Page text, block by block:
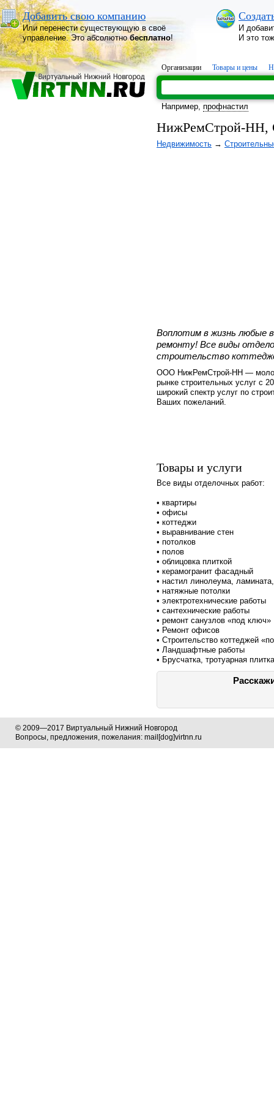
Добавить свою компанию
Или перенести существующую в своё
управление. Это абсолютнобесплатно!
И
И это
Организации Товары и цены
Например, профнастил
НижРемСтрой-
Недвижимость →
Воплотим в жизнь любые
ремонту! Все виды
строительство
ООО НижРемСтрой-НН —
рынке строительных услуг с
широкий спектр услуг по
Ваших пожеланий.
Товары и услуги
Все виды отделочных работ:
• квартиры
• офисы
• коттеджи
• выравнивание стен
• потолков
• полов
• облицовка плиткой
• керамогранит фасадный
• настил линолеума,
• натяжные потолки
• электротехнические работы
• сантехнические работы
• ремонт санузлов «под ключ»
• Ремонт офисов
• Строительство коттеджей
• Ландшафтные работы
• Брусчатка, тротуарная плитка
© 2009—2017 Виртуальный Нижний Новгород
Вопросы, предложения, пожелания: mail[dog]virtnn.ru